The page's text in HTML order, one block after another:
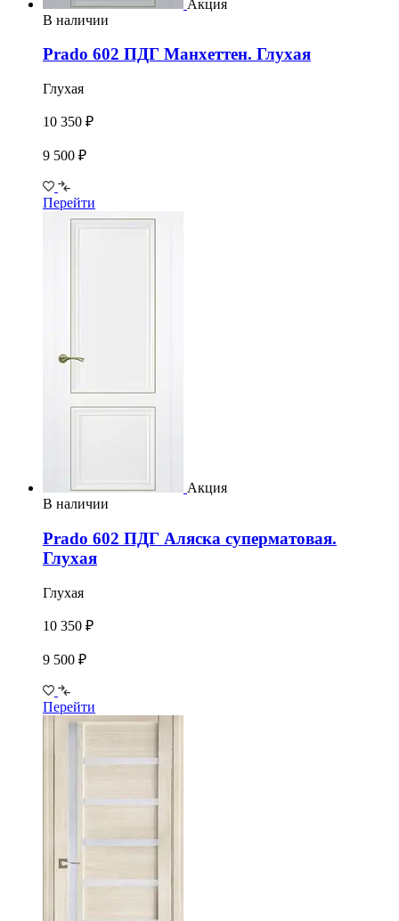
Акция
В наличии
Prado 602 ПДГ Манхеттен. Глухая
Глухая
10 350 ₽
9 500 ₽
Перейти
Акция
В наличии
Prado 602 ПДГ Аляска суперматовая.
Глухая
Глухая
10 350 ₽
9 500 ₽
Перейти